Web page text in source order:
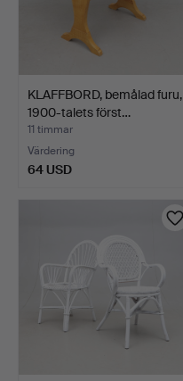
KLAFFBORD, bemålad furu,
1900-talets först…
11 timmar
Värdering
64 USD